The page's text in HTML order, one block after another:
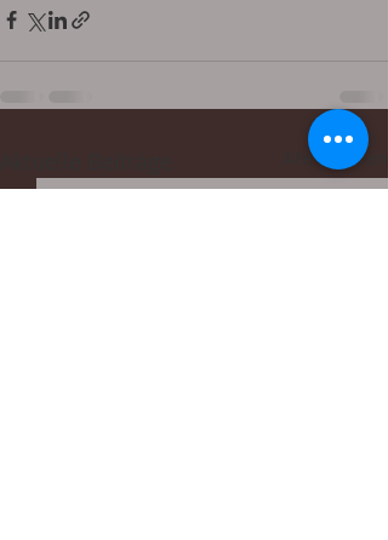
Alle ansehen